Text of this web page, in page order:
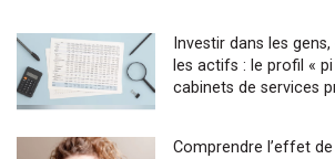
Investir dans les
les actifs : le profil «
cabinets de services
Comprendre l’effet